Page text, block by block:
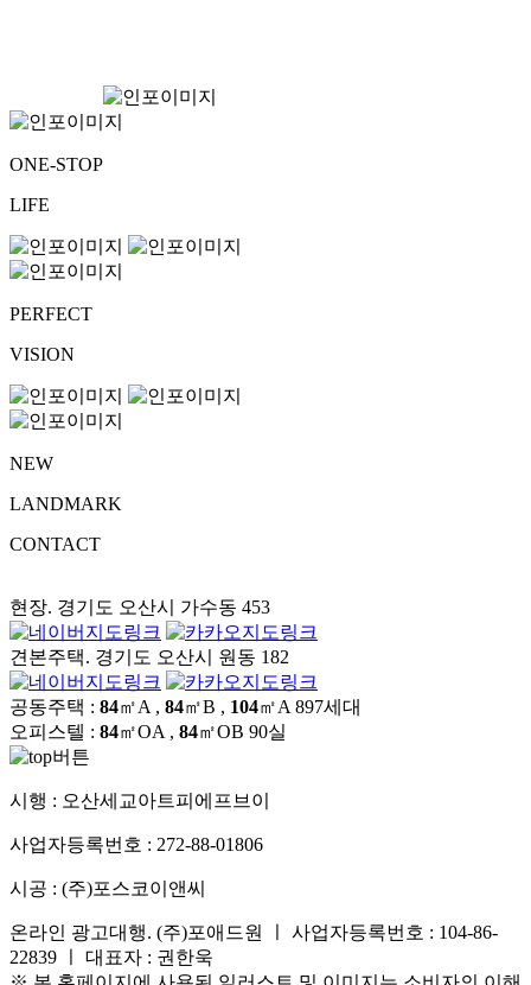
ONE-STOP
LIFE
PERFECT
VISION
NEW
LANDMARK
CONTACT
현장. 경기도 오산시 가수동 453
견본주택. 경기도 오산시 원동 182
공동주택 : 84㎡A , 84㎡B , 104㎡A897세대
오피스텔 : 84㎡OA , 84㎡OB 90실
시행 : 오산세교아트피에프브이
사업자등록번호 : 272-88-01806
시공 : (주)포스코이앤씨
온라인 광고대행. (주)포애드원 ㅣ 사업자등록번호 : 104-86-
22839 ㅣ 대표자 : 권한욱